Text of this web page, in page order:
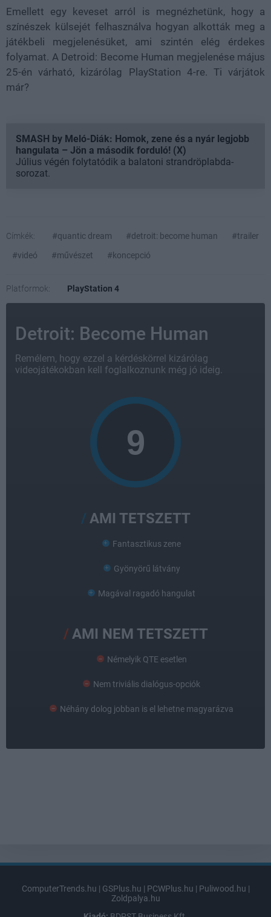
Emellett egy keveset arról is megnézhetünk, hogy a
színészek külsejét felhasználva hogyan alkották meg a
játékbeli megjelenésüket, ami szintén elég érdekes
folyamat. A Detroid: Become Human megjelenése május
25-én várható, kizárólag PlayStation 4-re. Ti várjátok
már?
SMASH by Meló-Diák: Homok, zene és a nyár legjobb
hangulata – Jön a második forduló! (X)
Július végén folytatódik a balatoni strandröplabda-
sorozat.
Címkék: #quantic dream #detroit: become human
#trailer
#videó
#művészet #koncepció
Platformok: PlayStation 4
Detroit: Become Human
Remélem, hogy ezzel a kérdéskörrel kizárólag
videojátékokban kell foglalkoznunk még jó ideig.
AMI TETSZETT
Fantasztikus zene
Gyönyörű látvány
Magával ragadó hangulat
AMI NEM TETSZETT
Némelyik QTE esetlen
Nem triviális dialógus-opciók
Néhány dolog jobban is el lehetne magyarázva
ComputerTrends.hu | GSPlus.hu | PCWPlus.hu | Puliwood.hu |
Zoldpalya.hu